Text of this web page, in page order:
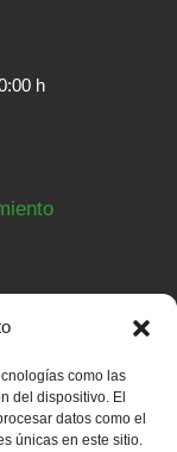
como las
del dispositivo. El
datos como el
únicas en este sitio.
h